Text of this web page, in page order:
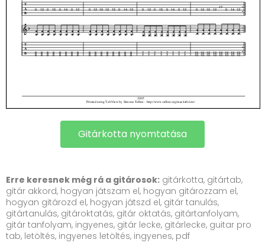
Gitárkotta nyomtatása
Erre keresnek még rá a gitárosok: gitárkotta, gitártab,
gitár akkord, hogyan játszam el, hogyan gitározzam el,
hogyan gitározd el, hogyan játszd el, gitár tanulás,
gitártanulás, gitároktatás, gitár oktatás, gitártanfolyam,
gitár tanfolyam, ingyenes, gitár lecke, gitárlecke, guitar pro
tab, letöltés, ingyenes letöltés, ingyenes, pdf